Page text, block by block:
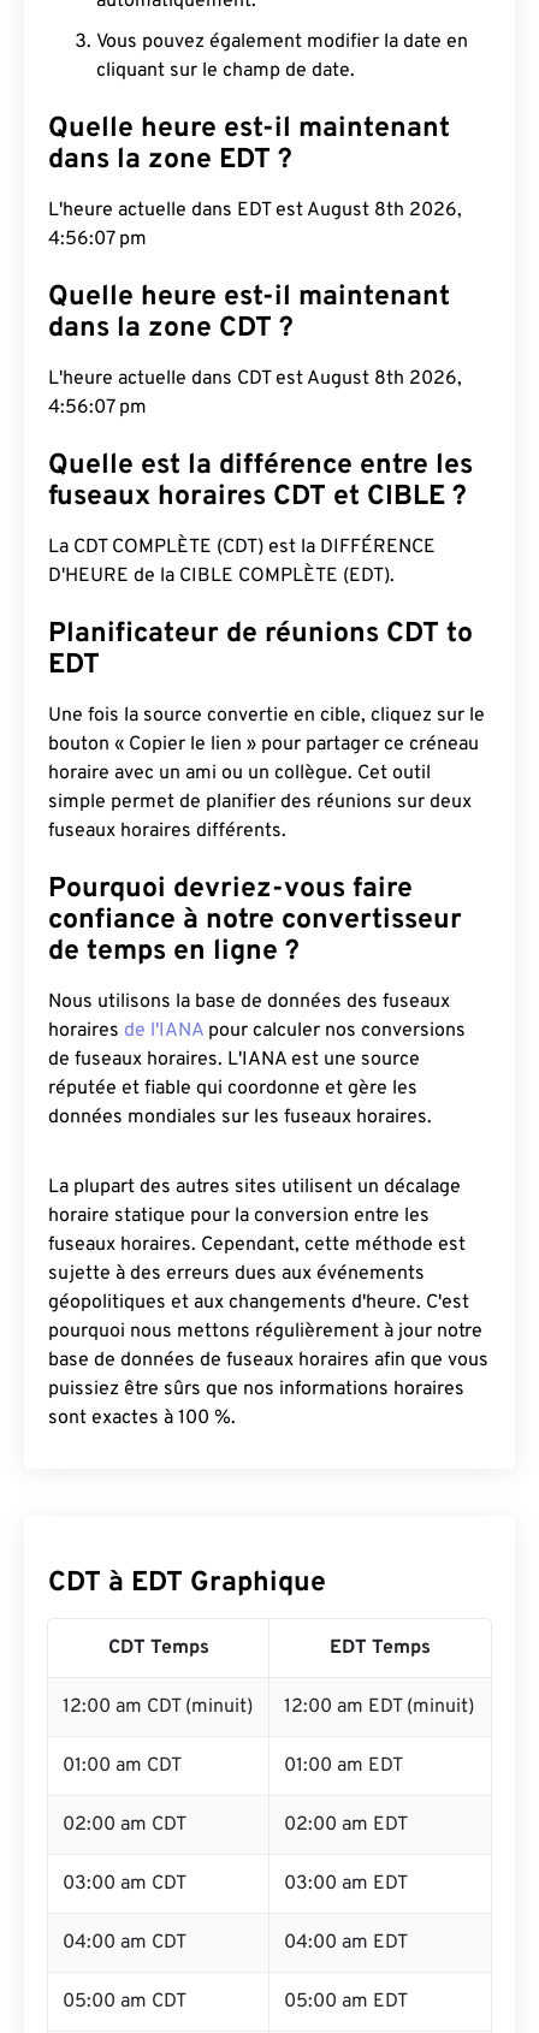
Vous pouvez également modifier la date en
cliquant sur le champ de date.
Quelle heure est-il maintenant
dans la zone EDT ?
L'heure actuelle dans EDT est August 8th 2026,
4:56:08 pm
Quelle heure est-il maintenant
dans la zone CDT ?
L'heure actuelle dans CDT est August 8th 2026,
4:56:08 pm
Quelle est la différence entre les
fuseaux horaires CDT et CIBLE ?
La CDT COMPLÈTE (CDT) est la DIFFÉRENCE
D'HEURE de la CIBLE COMPLÈTE (EDT).
Planificateur de réunions CDT to
EDT
Une fois la source convertie en cible, cliquez sur le
bouton « Copier le lien » pour partager ce créneau
horaire avec un ami ou un collègue. Cet outil
simple permet de planifier des réunions sur deux
fuseaux horaires différents.
Pourquoi devriez-vous faire
confiance à notre convertisseur
de temps en ligne ?
Nous utilisons la base de données des fuseaux
horaires de l'IANA pour calculer nos conversions
de fuseaux horaires. L'IANA est une source
réputée et fiable qui coordonne et gère les
données mondiales sur les fuseaux horaires.
La plupart des autres sites utilisent un décalage
horaire statique pour la conversion entre les
fuseaux horaires. Cependant, cette méthode est
sujette à des erreurs dues aux événements
géopolitiques et aux changements d'heure. C'est
pourquoi nous mettons régulièrement à jour notre
base de données de fuseaux horaires afin que vous
puissiez être sûrs que nos informations horaires
sont exactes à 100 %.
CDT à EDT Graphique
CDT Temps EDT Temps
12:00 am CDT (minuit) 12:00 am EDT (minuit)
01:00 am CDT 01:00 am EDT
02:00 am CDT 02:00 am EDT
03:00 am CDT 03:00 am EDT
04:00 am CDT 04:00 am EDT
05:00 am CDT 05:00 am EDT